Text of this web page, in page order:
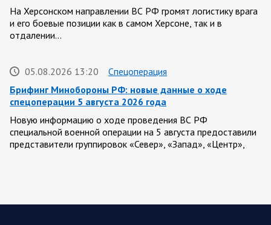
На Херсонском направлении ВС РФ громят логистику врага
и его боевые позиции как в самом Херсоне, так и в
отдалении…
05.08.2026 13:20
Спецоперация
Брифинг Минобороны РФ: новые данные о ходе
спецоперации 5 августа 2026 года
Новую информацию о ходе проведения ВС РФ
специальной военной операции на 5 августа предоставили
представители группировок «Север», «Запад», «Центр»,